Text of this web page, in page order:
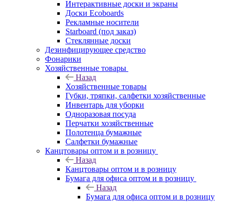
Интерактивные доски и экраны
Доски Ecoboards
Рекламные носители
Starboard (под заказ)
Стеклянные доски
Дезинфицирующее средство
Фонарики
Хозяйственные товары
Назад
Хозяйственные товары
Губки, тряпки, салфетки хозяйственные
Инвентарь для уборки
Одноразовая посуда
Перчатки хозяйственные
Полотенца бумажные
Салфетки бумажные
Канцтовары оптом и в розницу
Назад
Канцтовары оптом и в розницу
Бумага для офиса оптом и в розницу
Назад
Бумага для офиса оптом и в розницу